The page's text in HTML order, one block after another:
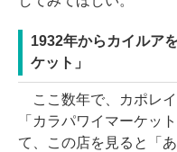
1932年からカイルア
ケット」
ここ数年で、カポレ
「カラパワイマーケッ
て、この店を見ると「